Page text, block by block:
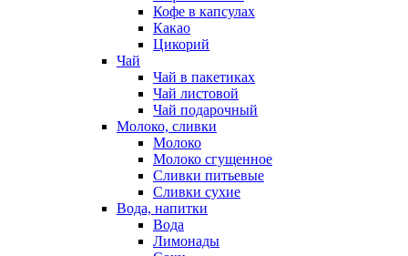
Кофе в капсулах
Какао
Цикорий
Чай
Чай в пакетиках
Чай листовой
Чай подарочный
Молоко, сливки
Молоко
Молоко сгущенное
Сливки питьевые
Сливки сухие
Вода, напитки
Вода
Лимонады